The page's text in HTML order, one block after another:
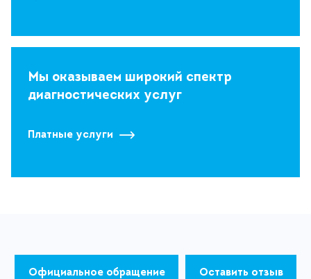
Мы оказываем широкий спектр
диагностических услуг
Платные услуги
Официальное обращение Оставить отзыв